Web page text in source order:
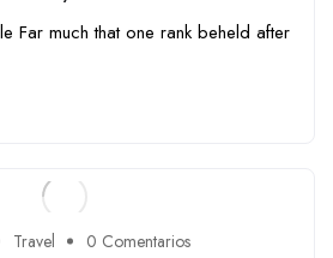
Far much that one rank beheld after
Travel 0 Comentarios